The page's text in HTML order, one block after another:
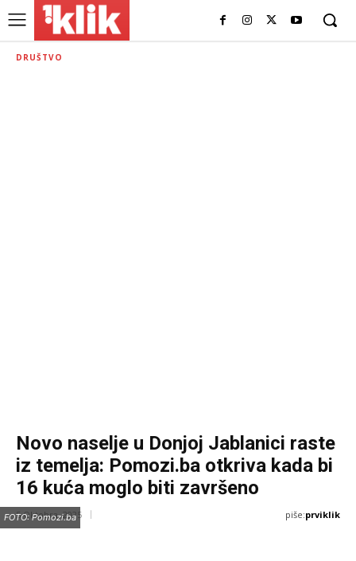
DRUŠTVO
Novo naselje u Donjoj Jablanici raste
iz temelja: Pomozi.ba otkriva kada bi
16 kuća moglo biti završeno
5 Oktobra, 2025 piše:prviklik
FOTO: Pomozi.ba